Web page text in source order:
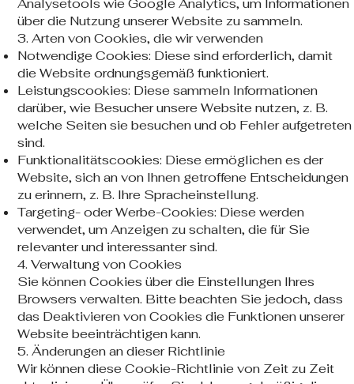
Analysetools wie Google Analytics, um Informationen
über die Nutzung unserer Website zu sammeln.
3. Arten von Cookies, die wir verwenden
Notwendige Cookies: Diese sind erforderlich, damit
die Website ordnungsgemäß funktioniert.
Leistungscookies: Diese sammeln Informationen
darüber, wie Besucher unsere Website nutzen, z. B.
welche Seiten sie besuchen und ob Fehler aufgetreten
sind.
Funktionalitätscookies: Diese ermöglichen es der
Website, sich an von Ihnen getroffene Entscheidungen
zu erinnern, z. B. Ihre Spracheinstellung.
Targeting- oder Werbe-Cookies: Diese werden
verwendet, um Anzeigen zu schalten, die für Sie
relevanter und interessanter sind.
4. Verwaltung von Cookies
Sie können Cookies über die Einstellungen Ihres
Browsers verwalten. Bitte beachten Sie jedoch, dass
das Deaktivieren von Cookies die Funktionen unserer
Website beeinträchtigen kann.
5. Änderungen an dieser Richtlinie
Wir können diese Cookie-Richtlinie von Zeit zu Zeit